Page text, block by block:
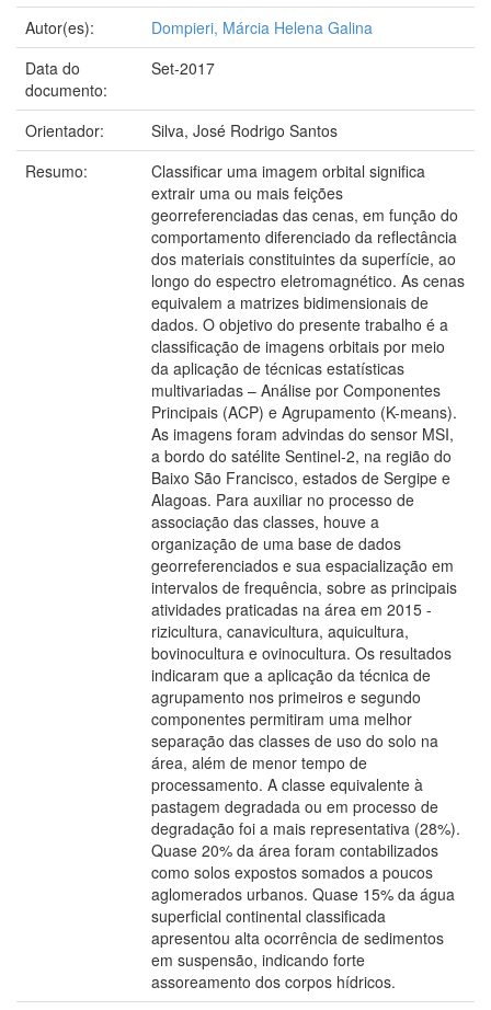
Autor(es):
Dompieri, Márcia Helena Galina
Data do
documento:
Set-2017
Orientador:
Silva, José Rodrigo Santos
Resumo:
Classificar uma imagem orbital significa
extrair uma ou mais feições
georreferenciadas das cenas, em função do
comportamento diferenciado da reflectância
dos materiais constituintes da superfície, ao
longo do espectro eletromagnético. As cenas
equivalem a matrizes bidimensionais de
dados. O objetivo do presente trabalho é a
classificação de imagens orbitais por meio
da aplicação de técnicas estatísticas
multivariadas – Análise por Componentes
Principais (ACP) e Agrupamento (K-means).
As imagens foram advindas do sensor MSI,
a bordo do satélite Sentinel-2, na região do
Baixo São Francisco, estados de Sergipe e
Alagoas. Para auxiliar no processo de
associação das classes, houve a
organização de uma base de dados
georreferenciados e sua espacialização em
intervalos de frequência, sobre as principais
atividades praticadas na área em 2015 -
rizicultura, canavicultura, aquicultura,
bovinocultura e ovinocultura. Os resultados
indicaram que a aplicação da técnica de
agrupamento nos primeiros e segundo
componentes permitiram uma melhor
separação das classes de uso do solo na
área, além de menor tempo de
processamento. A classe equivalente à
pastagem degradada ou em processo de
degradação foi a mais representativa (28%).
Quase 20% da área foram contabilizados
como solos expostos somados a poucos
aglomerados urbanos. Quase 15% da água
superficial continental classificada
apresentou alta ocorrência de sedimentos
em suspensão, indicando forte
assoreamento dos corpos hídricos.